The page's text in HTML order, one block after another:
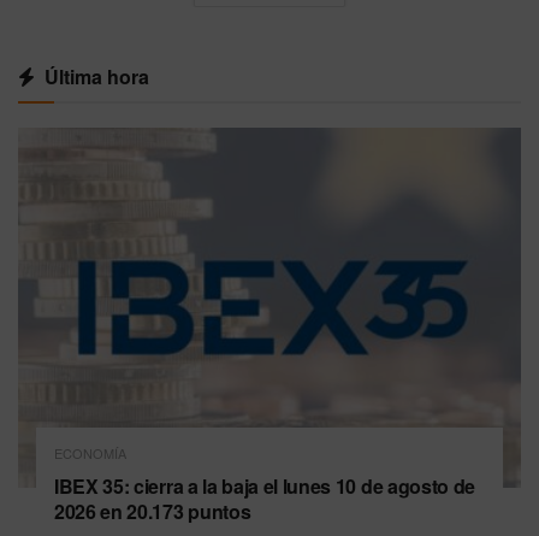
Última hora
ECONOMÍA
IBEX 35: cierra a la baja el lunes 10 de agosto de
2026 en 20.173 puntos